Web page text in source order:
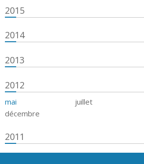
2015
2014
2013
2012
mai juillet
décembre
2011